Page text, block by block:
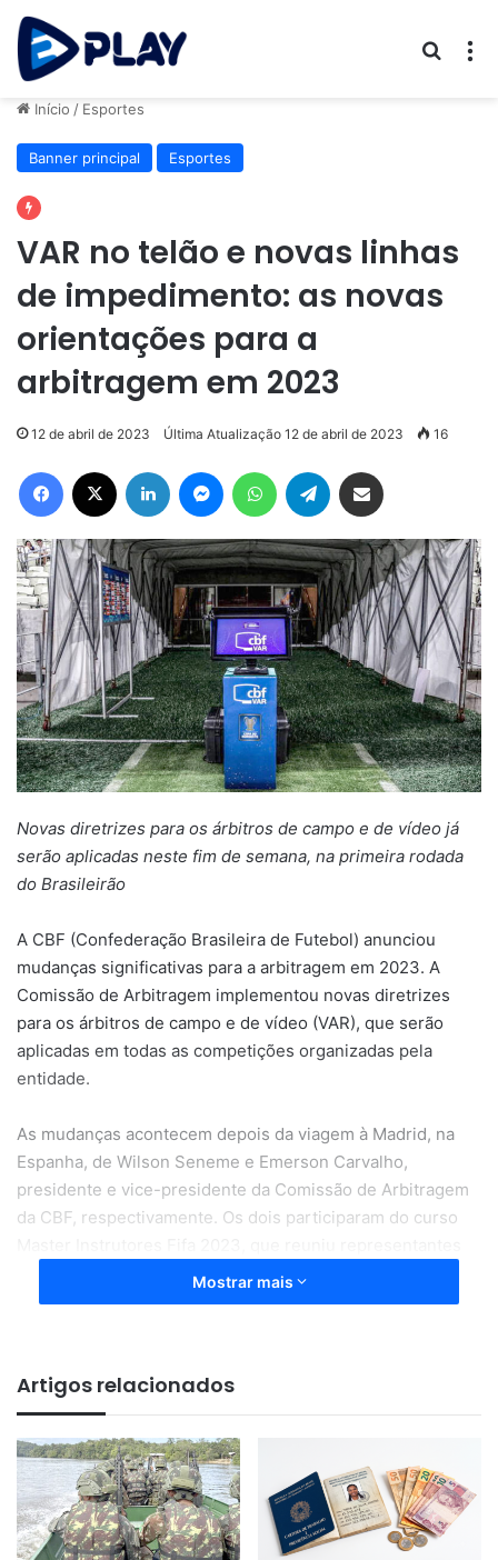
Início / Esportes
Banner principal Esportes
VAR no telão e novas linhas
de impedimento: as novas
orientações para a
arbitragem em 2023
12 de abril de 2023 Última Atualização 12 de abril de 2023 16
Facebook Linkedin MessengerWhatsAppTelegram
Novas diretrizes para os árbitros de campo e de vídeo já
serão aplicadas neste fim de semana, na primeira rodada
do Brasileirão
A CBF (Confederação Brasileira de Futebol) anunciou
mudanças significativas para a arbitragem em 2023. A
Comissão de Arbitragem implementou novas diretrizes
para os árbitros de campo e de vídeo (VAR), que serão
aplicadas em todas as competições organizadas pela
entidade.
As mudanças acontecem depois da viagem à Madrid, na
Espanha, de Wilson Seneme e Emerson Carvalho,
presidente e vice-presidente da Comissão de Arbitragem
da CBF, respectivamente. Os dois participaram do curso
deste ano, que tem início neste final de semana.
VAR no telão
Buscando maior transparência com o público, as revisões
do VAR serão agora mostrados nos telões dos estádios.
Vale ressaltar, porém, que isso está sujeito as condições
Mostrar mais
Artigos relacionados